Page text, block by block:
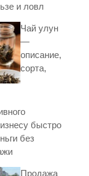
и ловл
Чай улун
—
описание,
сорта,
быстро
без
Продажа